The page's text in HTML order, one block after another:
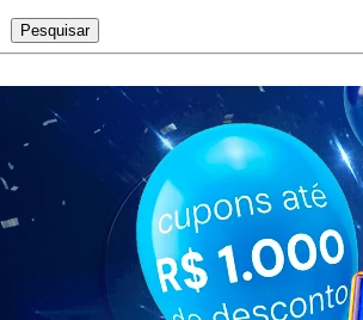
Pesquisar